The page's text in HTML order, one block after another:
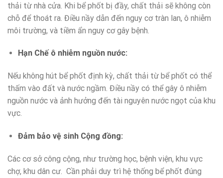
thải từ nhà cửa. Khi bể phốt bị đầy, chất thải sẽ không còn
chỗ để thoát ra. Điều nầy dẫn đến nguy cơ tràn lan, ô nhiễm
môi trường, và tiềm ẩn nguy cơ gây bệnh.
Hạn Chế ô nhiễm nguồn nước:
Nếu không hút bể phốt định kỳ, chất thải từ bể phốt có thể
thấm vào đất và nước ngầm. Điều nầy có thể gây ô nhiễm
nguồn nước và ảnh hưởng đến tài nguyên nước ngọt của khu
vực.
Đảm bảo vệ sinh Cộng đồng:
Các cơ sở công cộng, như trường học, bệnh viện, khu vực
chợ, khu dân cư. Cần phải duy trì hệ thống bể phốt đúng